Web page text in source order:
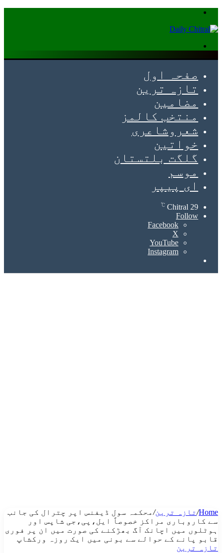
صفحہ اول
تازہ ترین
مضامین
منتخب کالمز
شعروشاعری
خواتین
گلگت بلتستان
موسم
ای پیپر
Chitral 29
℃
Follow
Facebook
X
YouTube
Instagram
Home
/تازہ ترین/محکمہ سول ڈیفنس اپر چترال کی جانب
سے کاروباری مراکز خصوصاً ایل،پی،جی شاپس اور
ہوٹلوں میں اچانک آگ بھڑکنے کی صورت میں ان پر فوری
قابو پانے کے حوالے سے بونی میں ایک روزہ ورکشاپ
تازہ ترین